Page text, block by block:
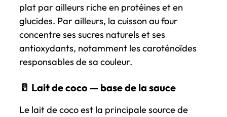
plat par ailleurs riche en protéines et en
glucides. Par ailleurs, la cuisson au four
concentre ses sucres naturels et ses
antioxydants, notamment les caroténoïdes
responsables de sa couleur.
🥛 Lait de coco — base de la sauce
Le lait de coco est la principale source de